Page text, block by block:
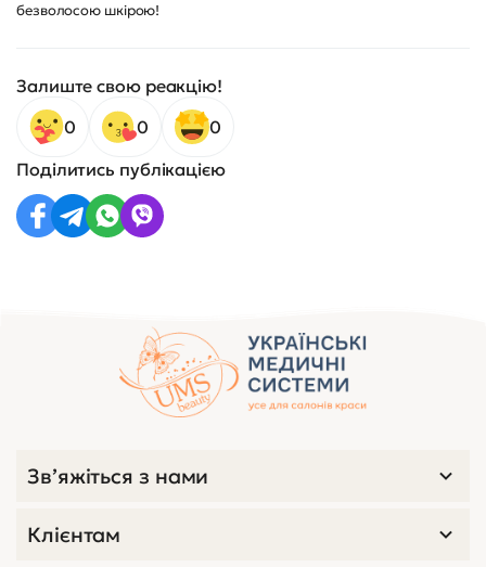
безволосою шкірою!
Залиште свою реакцію!
0
0
0
Поділитись публікацією
Зв’яжіться з нами
Клієнтам